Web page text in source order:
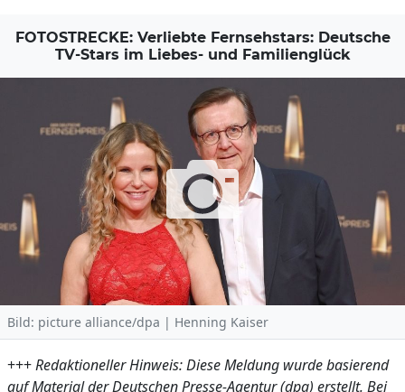
FOTOSTRECKE: Verliebte Fernsehstars: Deutsche
TV-Stars im Liebes- und Familienglück
Bild: picture alliance/dpa | Henning Kaiser
+++Redaktioneller Hinweis: Diese Meldung wurde basierend
auf Material der Deutschen Presse-Agentur (dpa) erstellt. Bei